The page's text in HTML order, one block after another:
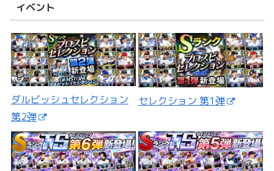
イベント
ダルビッシュセレクション
第2弾
セレクション 第1弾